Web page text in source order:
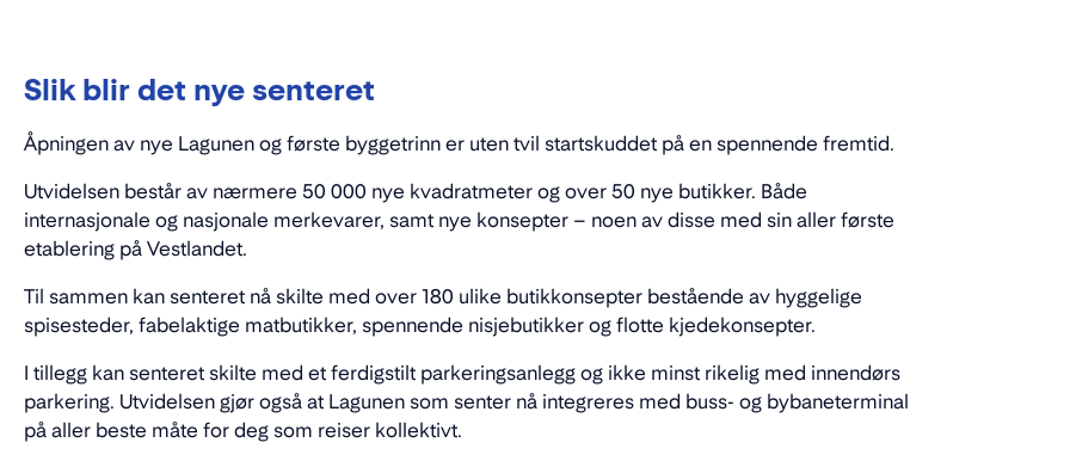
Slik blir det nye senteret
Åpningen av nye Lagunen og første byggetrinn er uten tvil startskuddet på en spennende fremtid.
Utvidelsen består av nærmere 50 000 nye kvadratmeter og over 50 nye butikker. Både
internasjonale og nasjonale merkevarer, samt nye konsepter – noen av disse med sin aller første
etablering på Vestlandet.
Til sammen kan senteret nå skilte med over 180 ulike butikkonsepter bestående av hyggelige
spisesteder, fabelaktige matbutikker, spennende nisjebutikker og flotte kjedekonsepter.
I tillegg kan senteret skilte med et ferdigstilt parkeringsanlegg og ikke minst rikelig med innendørs
parkering. Utvidelsen gjør også at Lagunen som senter nå integreres med buss- og bybaneterminal
på aller beste måte for deg som reiser kollektivt.